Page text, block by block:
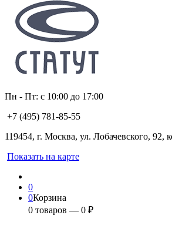
Пн - Пт: с 10:00 до 17:00
+7 (495) 781-85-55
119454, г. Москва, ул. Лобачевского, 92,
Показать на карте
0
0Корзина
0 товаров — 0 ₽